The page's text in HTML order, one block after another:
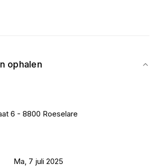
ophalen
6 - 8800 Roeselare
Ma, 7 juli 2025